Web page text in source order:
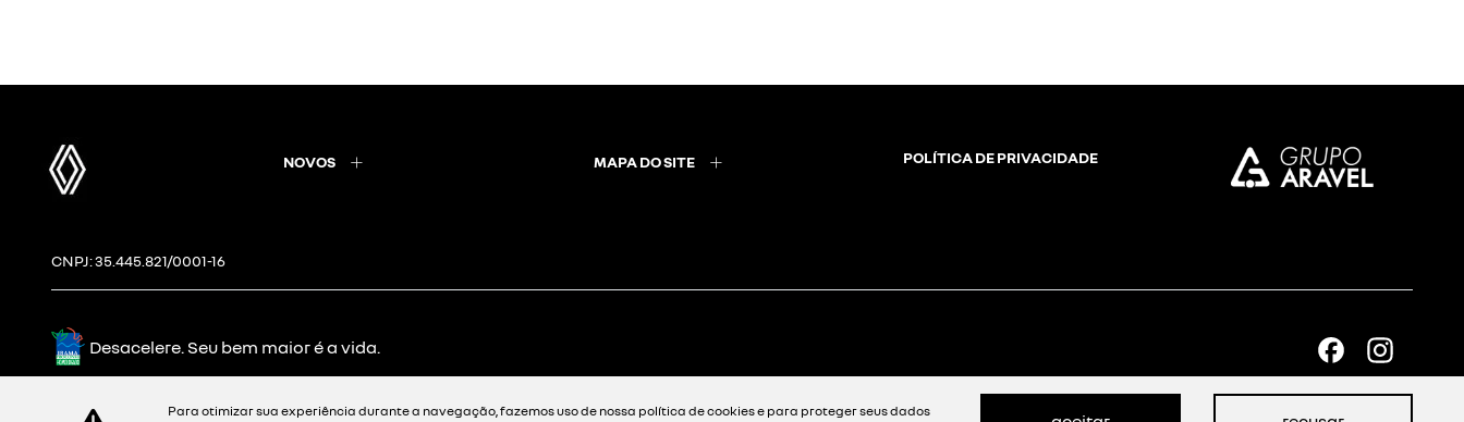
NOVOS MAPA DO SITE POLÍTICA DE PRIVACIDADE
CNPJ: 35.445.821/0001-16
Desacelere. Seu bem maior é a vida.
Para otimizar sua experiência durante a navegação, fazemos uso de nossa política de cookies e para proteger seus dados